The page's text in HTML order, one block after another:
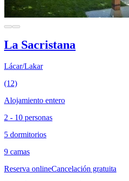
La Sacristana
Lácar/Lakar
(12)
Alojamiento entero
2 - 10 personas
5 dormitorios
9 camas
Reserva onlineCancelación gratuita